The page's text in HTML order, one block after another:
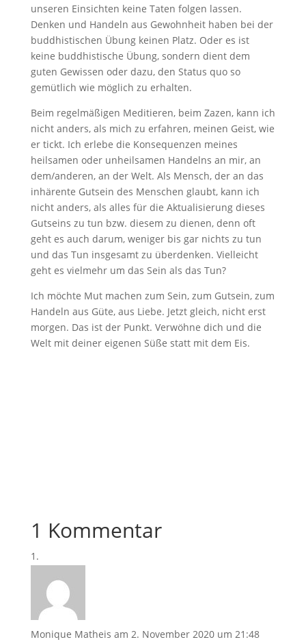
unseren Einsichten keine Taten folgen lassen.
Denken und Handeln aus Gewohnheit haben bei der
buddhistischen Übung keinen Platz. Oder es ist
keine buddhistische Übung, sondern dient dem
guten Gewissen oder dazu, den Status quo so
gemütlich wie möglich zu erhalten.
Beim regelmäßigen Meditieren, beim Zazen, kann ich
nicht anders, als mich zu erfahren, meinen Geist, wie
er tickt. Ich erlebe die Konsequenzen meines
heilsamen oder unheilsamen Handelns an mir, an
dem/anderen, an der Welt. Als Mensch, der an das
inhärente Gutsein des Menschen glaubt, kann ich
nicht anders, als alles für die Aktualisierung dieses
Gutseins zu tun bzw. diesem zu dienen, denn oft
geht es auch darum, weniger bis gar nichts zu tun
und das Tun insgesamt zu überdenken. Vielleicht
geht es vielmehr um das Sein als das Tun?
Ich möchte Mut machen zum Sein, zum Gutsein, zum
Handeln aus Güte, aus Liebe. Jetzt gleich, nicht erst
morgen. Das ist der Punkt. Verwöhne dich und die
Welt mit deiner eigenen Süße statt mit dem Eis.
1 Kommentar
Monique Matheis am 2. November 2020 um 21:48